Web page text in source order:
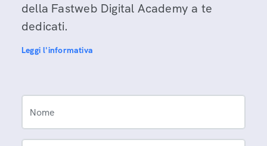
della Fastweb Digital Academy a te
dedicati.
Leggi l'informativa
Nome